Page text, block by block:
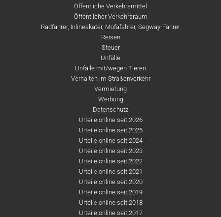
Öffentliche Verkehrsmittel
Öffentlicher Verkehrsraum
Radfahrer, Inlineskater, Mofafahrer, Segway-Fahrer
Reisen
Steuer
Unfälle
Unfälle mit/wegen Tieren
Verhalten im Straßenverkehr
Vermietung
Werbung
Datenschutz
Urteile online seit 2026
Urteile online seit 2025
Urteile online seit 2024
Urteile online seit 2023
Urteile online seit 2022
Urteile online seit 2021
Urteile online seit 2020
Urteile online seit 2019
Urteile online seit 2018
Urteile online seit 2017